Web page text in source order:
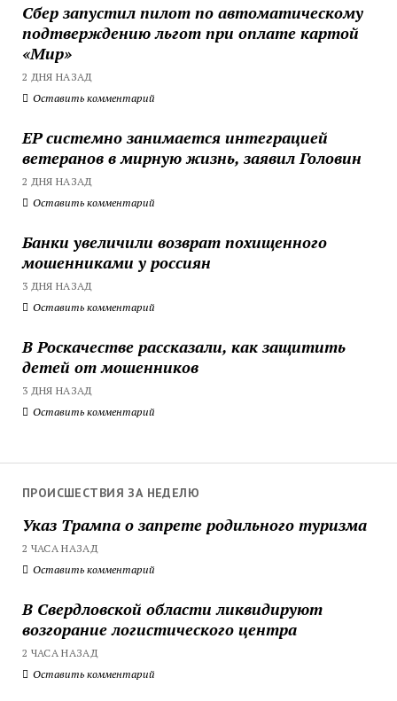
Сбер запустил пилот по автоматическому
подтверждению льгот при оплате картой
«Мир»
2 ДНЯ НАЗАД
Оставить комментарий
ЕР системно занимается интеграцией
ветеранов в мирную жизнь, заявил Головин
2 ДНЯ НАЗАД
Оставить комментарий
Банки увеличили возврат похищенного
мошенниками у россиян
3 ДНЯ НАЗАД
Оставить комментарий
В Роскачестве рассказали, как защитить
детей от мошенников
3 ДНЯ НАЗАД
Оставить комментарий
ПРОИСШЕСТВИЯ ЗА НЕДЕЛЮ
Указ Трампа о запрете родильного туризма
2 ЧАСА НАЗАД
Оставить комментарий
В Свердловской области ликвидируют
возгорание логистического центра
2 ЧАСА НАЗАД
Оставить комментарий